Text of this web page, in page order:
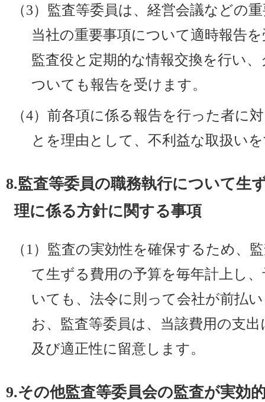
（3）監査等委員は、経営会議などの
当社の重要事項について適時報告
監査役と定期的な情報交換を行い
ついても報告を受けます。
（4）前各項に係る報告を行った者に
とを理由として、不利益な取扱い
8.監査等委員の職務執行について生
理に係る方針に関する事項
（1）監査の実効性を確保するため、
て生ずる費用の予算を毎年計上し
いても、法令に則って会社が前払
お、監査等委員は、当該費用の支
及び適正性に留意します。
9.その他監査等委員会の監査が実効